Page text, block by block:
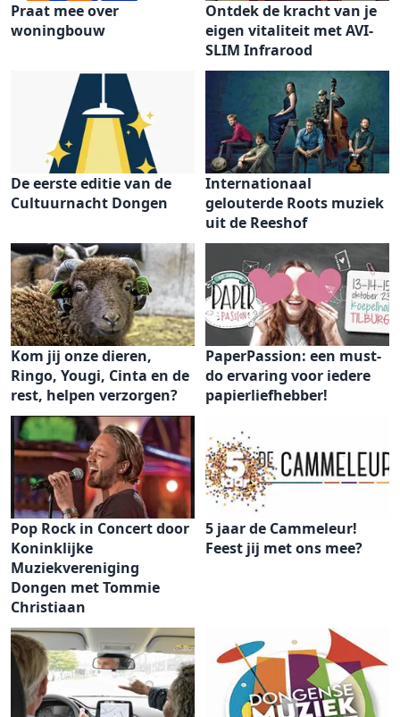
Praat mee over
woningbouw
Ontdek de kracht van je
eigen vitaliteit met AVI-
SLIM Infrarood
De eerste editie van de
Cultuurnacht Dongen
Internationaal
gelouterde Roots muziek
uit de Reeshof
Kom jij onze dieren,
Ringo, Yougi, Cinta en de
rest, helpen verzorgen?
PaperPassion: een must-
do ervaring voor iedere
papierliefhebber!
Pop Rock in Concert door
Koninklijke
Muziekvereniging
Dongen met Tommie
Christiaan
5 jaar de Cammeleur!
Feest jij met ons mee?